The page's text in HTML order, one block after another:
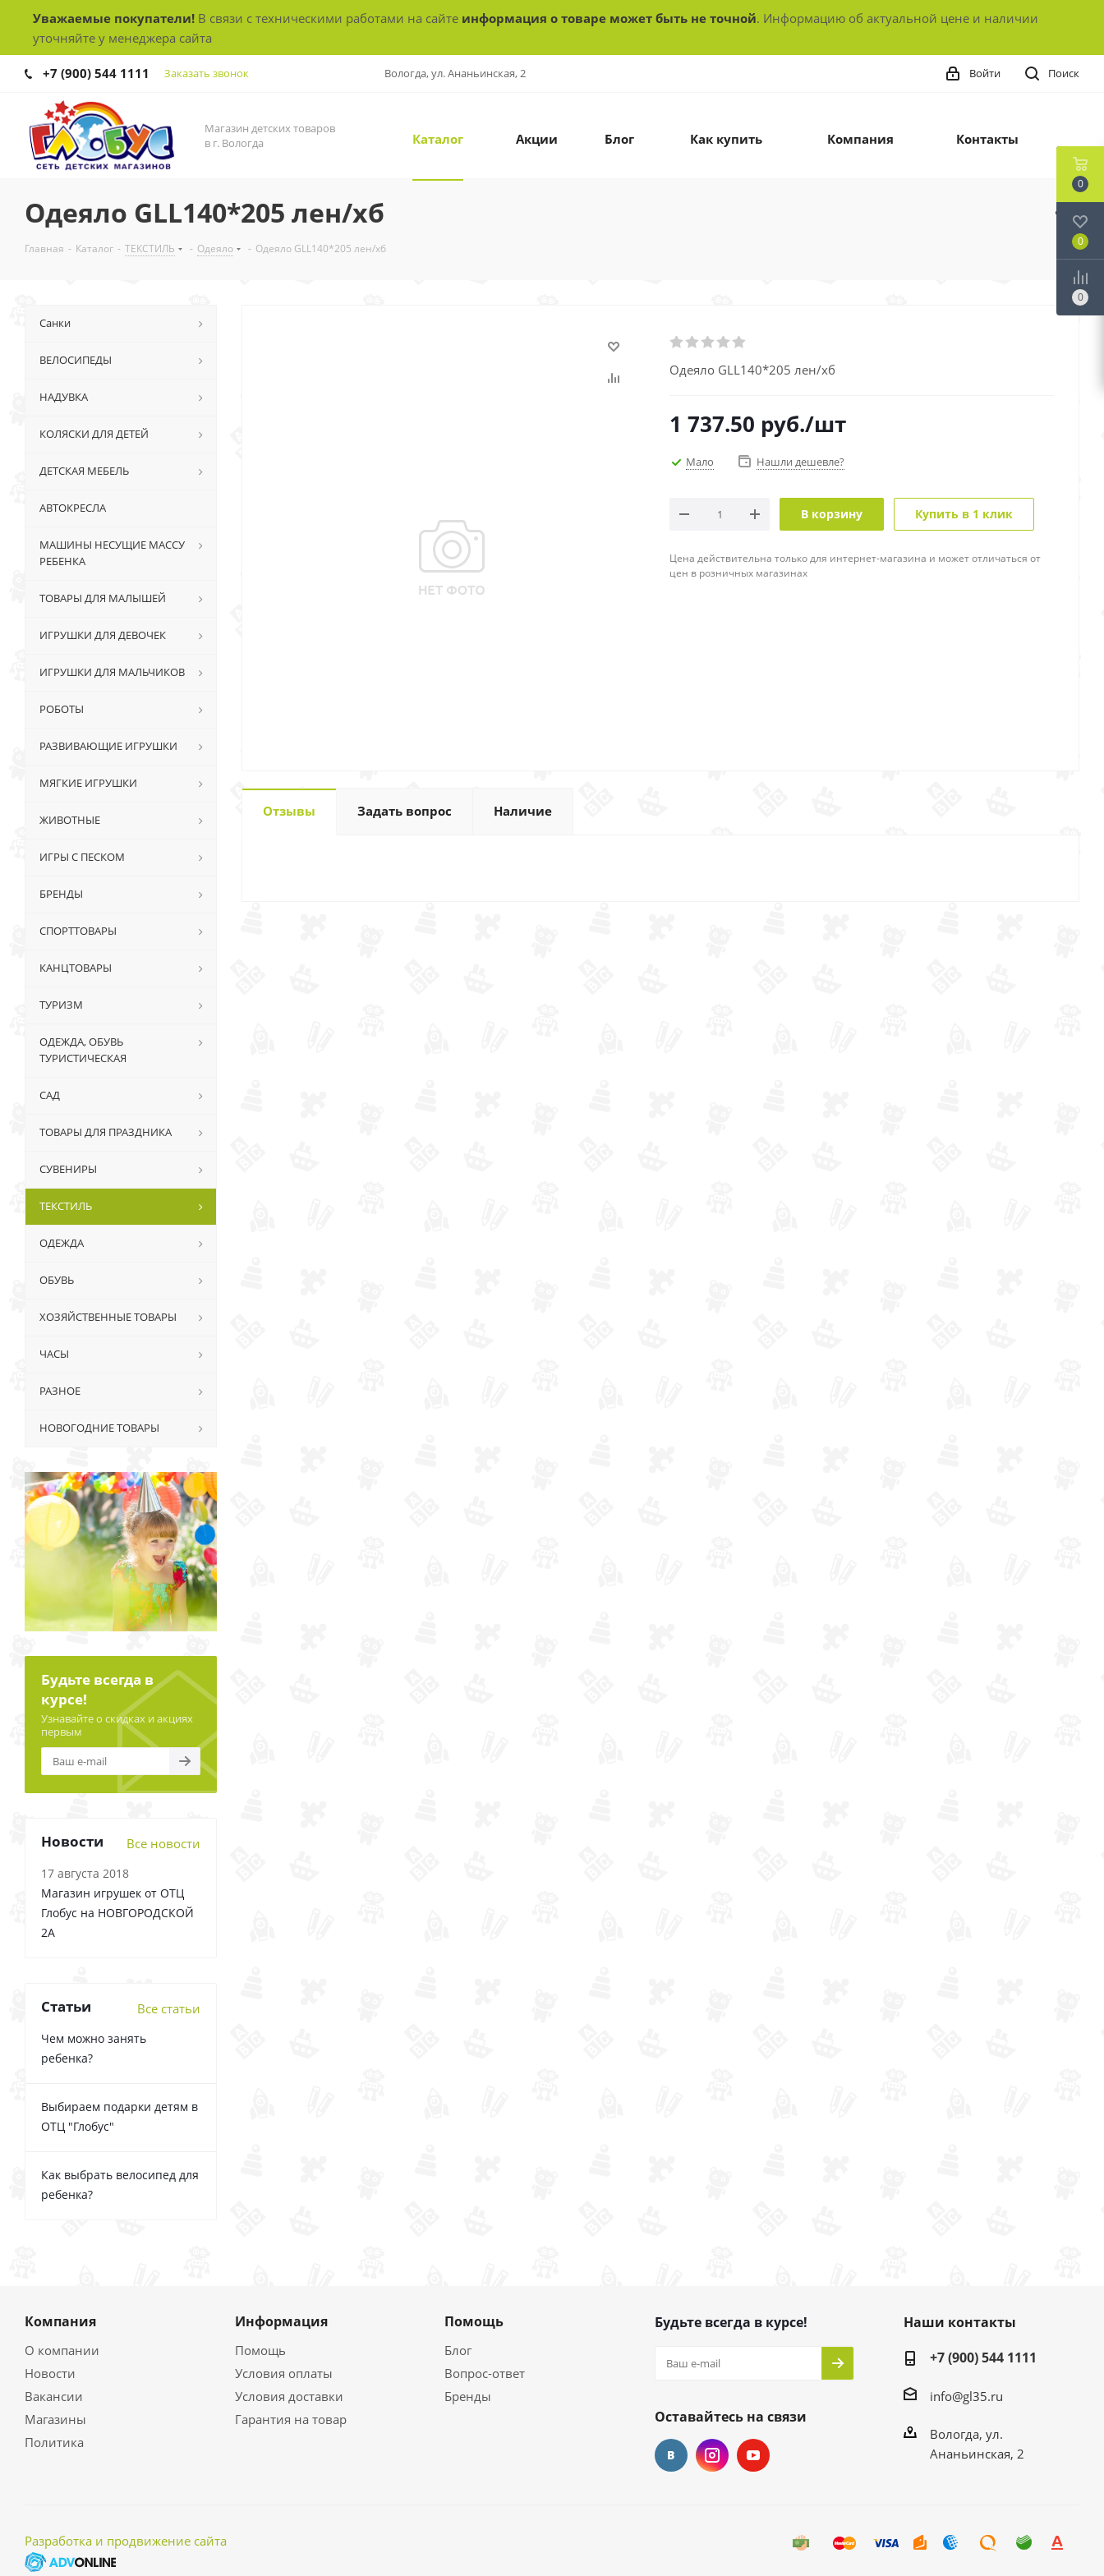
Уважаемые покупатели! В связи с техническими работами на сайте информация о товаре может быть не точной. Информацию об актуальной цене и наличии
уточняйте у менеджера сайта
+7 (900) 544 1111 Заказать звонок Вологда, ул. Ананьинская, 2 Поиск
Войти
Магазин детских товаров
в г. Вологда
Каталог Акции Блог Как купить Компания Контакты
Одеяло GLL140*205 лен/хб
Главная - Каталог - ТЕКСТИЛЬ - Одеяло - Одеяло GLL140*205 лен/хб
Одеяло GLL140*205 лен/хб
1 737.50 руб./шт
Мало Нашли дешевле?
В корзину Купить в 1 клик
Цена действительна только для интернет-магазина и может отличаться от
цен в розничных магазинах
Отзывы Задать вопрос Наличие
Санки
ВЕЛОСИПЕДЫ
НАДУВКА
КОЛЯСКИ ДЛЯ ДЕТЕЙ
ДЕТСКАЯ МЕБЕЛЬ
АВТОКРЕСЛА
МАШИНЫ НЕСУЩИЕ МАССУ
РЕБЕНКА
ТОВАРЫ ДЛЯ МАЛЫШЕЙ
ИГРУШКИ ДЛЯ ДЕВОЧЕК
ИГРУШКИ ДЛЯ МАЛЬЧИКОВ
РОБОТЫ
РАЗВИВАЮЩИЕ ИГРУШКИ
МЯГКИЕ ИГРУШКИ
ЖИВОТНЫЕ
ИГРЫ С ПЕСКОМ
БРЕНДЫ
СПОРТТОВАРЫ
КАНЦТОВАРЫ
ТУРИЗМ
ОДЕЖДА, ОБУВЬ
ТУРИСТИЧЕСКАЯ
САД
ТОВАРЫ ДЛЯ ПРАЗДНИКА
СУВЕНИРЫ
ТЕКСТИЛЬ
ОДЕЖДА
ОБУВЬ
ХОЗЯЙСТВЕННЫЕ ТОВАРЫ
ЧАСЫ
РАЗНОЕ
НОВОГОДНИЕ ТОВАРЫ
Будьте всегда в
курсе!
Узнавайте о скидках и акциях
первым
Новости Все новости
17 августа 2018
Магазин игрушек от ОТЦ
Глобус на НОВГОРОДСКОЙ
2А
Статьи Все статьи
Чем можно занять
ребенка?
Выбираем подарки детям в
ОТЦ "Глобус"
Как выбрать велосипед для
ребенка?
Компания
О компании
Новости
Вакансии
Магазины
Политика
Информация
Помощь
Условия оплаты
Условия доставки
Гарантия на товар
Помощь
Блог
Вопрос-ответ
Бренды
Будьте всегда в курсе!
Оставайтесь на связи
Наши контакты
+7 (900) 544 1111
info@gl35.ru
Вологда, ул.
Ананьинская, 2
Разработка и продвижение сайта
0
0
0